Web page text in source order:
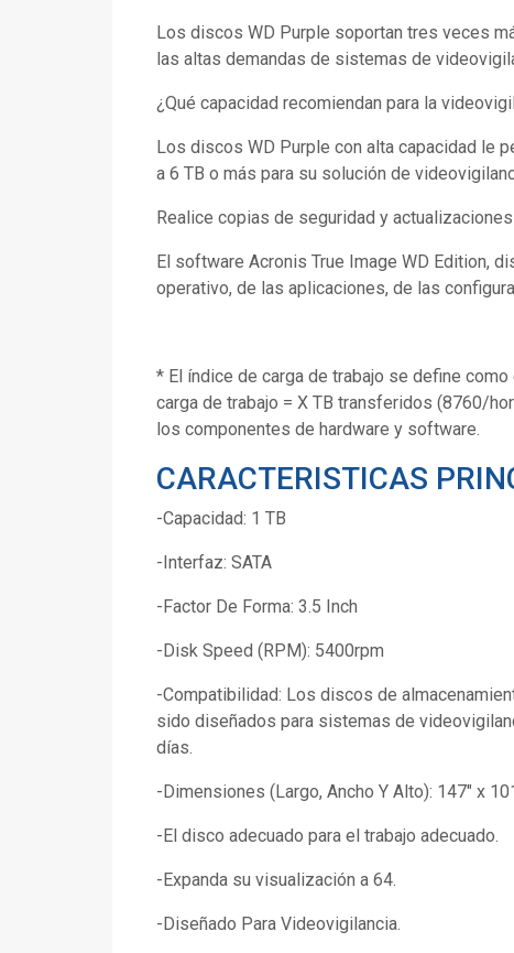
Los discos WD Purple soportan tres veces
las altas demandas de sistemas de
¿Qué capacidad recomiendan para la
Los discos WD Purple con alta capacidad le
a 6 TB o más para su solución de
Realice copias de seguridad y
El software Acronis True Image WD Edition,
operativo, de las aplicaciones, de las
* El índice de carga de trabajo se define
carga de trabajo = X TB transferidos (8760/
los componentes de hardware y software.
CARACTERISTICAS
-Capacidad: 1 TB
-Interfaz: SATA
-Factor De Forma: 3.5 Inch
-Disk Speed (RPM): 5400rpm
-Compatibilidad: Los discos de
sido diseñados para sistemas de
días.
-Dimensiones (Largo, Ancho Y Alto): 147" x
-El disco adecuado para el trabajo adecuado.
-Expanda su visualización a 64.
-Diseñado Para Videovigilancia.